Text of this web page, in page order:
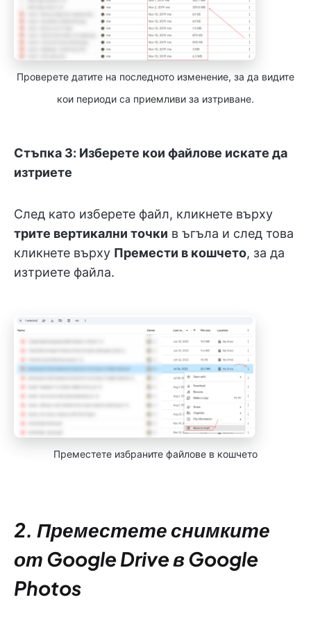
Проверете датите на последното изменение, за да видите
кои периоди са приемливи за изтриване.
Стъпка 3: Изберете кои файлове искате да
изтриете
След като изберете файл, кликнете върху
трите вертикални точки в ъгъла и след това
кликнете върху Премести в кошчето, за да
изтриете файла.
Преместете избраните файлове в кошчето
2. Преместете снимките
от Google Drive в Google
Photos